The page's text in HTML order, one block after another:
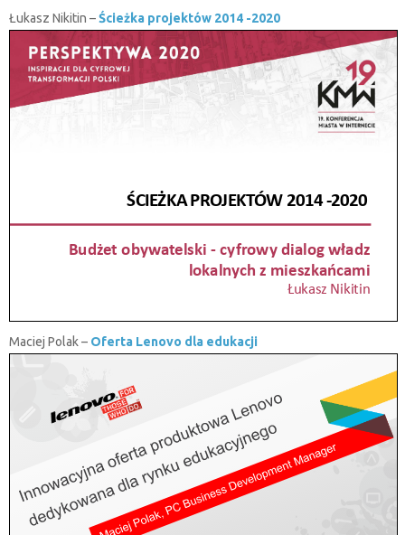
Łukasz Nikitin –Ścieżka projektów 2014 -2020
Maciej Polak – Oferta Lenovo dla edukacji